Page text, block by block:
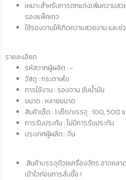
เหมาะสำหรับการตกแต่งเพิ่มความส
รองแพ็คเกจ
ใช้รองจานให้เกิดความสวยงาม และ
รายละเอียด
รหัสจากผู้ผลิต : -
วัสดุ : กระดาษไข
การใช้งาน : รองจาน ซับน้ำมัน
ขนาด : หลายขนาด
สินค้าเซ็ต : 1 เซ็ต/บรรจุ : 100, 500
การรับประกัน : ไม่มีการรับประกัน
ประเทศผู้ผลิต : จีน
สินค้าบรรจุด้วยเครื่องจักร อาจคลา
เข้าใจก่อนการสั่งซื้อ !